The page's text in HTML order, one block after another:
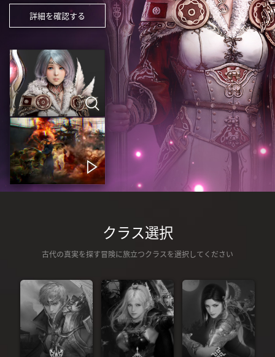
詳細を確認する
クラス選択
古代の真実を探す冒険に旅立つクラスを選択してください